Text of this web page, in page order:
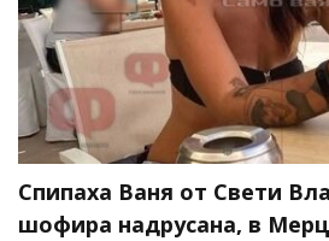
Спипаха Ваня от Свети
шофира надрусана, в